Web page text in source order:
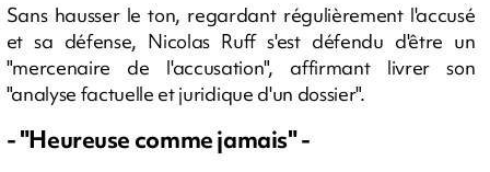
Sans hausser le ton, regardant régulièrement l'accusé
et sa défense, Nicolas Ruff s'est défendu d'être un
"mercenaire de l'accusation", affirmant livrer son
"analyse factuelle et juridique d'un dossier".
- "Heureuse comme jamais" -